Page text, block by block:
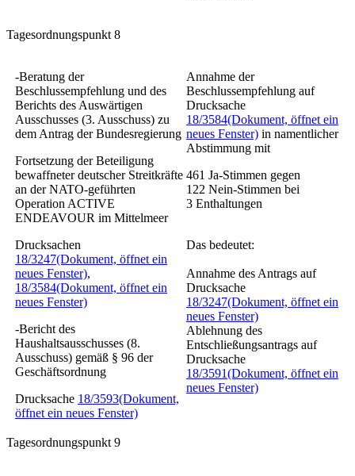
Tagesordnungspunkt 8
-Beratung der
Beschlussempfehlung und des
Berichts des Auswärtigen
Ausschusses (3. Ausschuss) zu
dem Antrag der Bundesregierung
Fortsetzung der Beteiligung
bewaffneter deutscher Streitkräfte
an der NATO-geführten
Operation ACTIVE
ENDEAVOUR im Mittelmeer
Drucksachen
18/3247(Dokument, öffnet ein
neues Fenster),
18/3584(Dokument, öffnet ein
neues Fenster)
-Bericht des
Haushaltsausschusses (8.
Ausschuss) gemäß § 96 der
Geschäftsordnung
Drucksache 18/3593(Dokument,
öffnet ein neues Fenster)
Annahme der
Beschlussempfehlung auf
Drucksache
18/3584(Dokument, öffnet ein
neues Fenster) in namentlicher
Abstimmung mit
461 Ja-Stimmen gegen
122 Nein-Stimmen bei
3 Enthaltungen
Das bedeutet:
Annahme des Antrags auf
Drucksache
18/3247(Dokument, öffnet ein
neues Fenster)
Ablehnung des
Entschließungsantrags auf
Drucksache
18/3591(Dokument, öffnet ein
neues Fenster)
Tagesordnungspunkt 9